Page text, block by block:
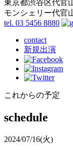
東京都渋谷区代官
モンシェリー代官
tel. 03 5456 8880
contact
新規出演
これからの予定
schedule
2024/07/16(火)